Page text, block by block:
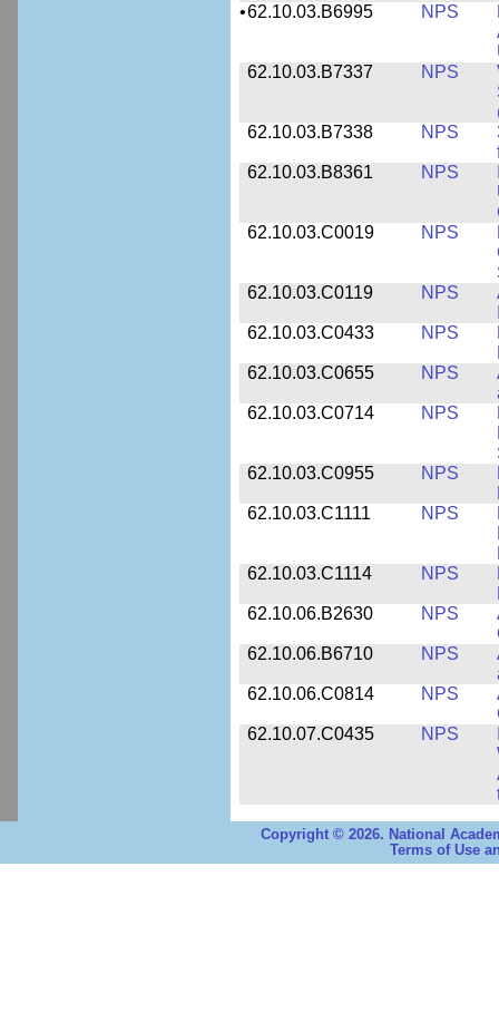
•62.10.03.B6995 NPS
62.10.03.B7337
NPS
62.10.03.B7338
NPS
62.10.03.B8361
NPS
62.10.03.C0019
NPS
62.10.03.C0119
NPS
62.10.03.C0433
NPS
62.10.03.C0655
NPS
62.10.03.C0714
NPS
62.10.03.C0955
NPS
62.10.03.C1111
NPS
62.10.03.C1114
NPS
62.10.06.B2630
NPS
62.10.06.B6710
NPS
62.10.06.C0814
NPS
62.10.07.C0435
NPS
Copyright © 2026. National
Terms of Use